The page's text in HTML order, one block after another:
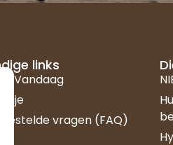
links
vragen (FAQ)